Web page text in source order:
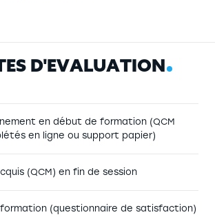
ÉS D'ÉVALUATION
en début de formation (QCM
en ligne ou support papier)
(QCM) en fin de session
formation (questionnaire de satisfaction)